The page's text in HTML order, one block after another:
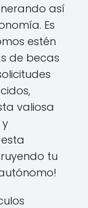
así
Es
estén
de becas
valiosa
tu